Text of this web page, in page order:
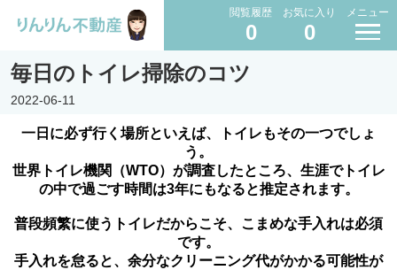
閲覧履歴
0
お気に入り
0
メニュー
毎日のトイレ掃除のコツ
2022-06-11
一日に必ず行く場所といえば、トイレもその一つでしょ
う。
世界トイレ機関（WTO）が調査したところ、生涯でトイレ
の中で過ごす時間は3年にもなると推定されます。
普段頻繁に使うトイレだからこそ、こまめな手入れは必須
です。
手入れを怠ると、余分なクリーニング代がかかる可能性が